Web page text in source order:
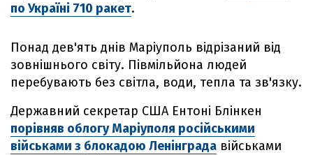
по Україні 710 ракет.
Понад дев'ять днів Маріуполь відрізаний від
зовнішнього світу. Півмільйона людей
перебувають без світла, води, тепла та зв'язку.
Державний секретар США Ентоні Блінкен
порівняв облогу Маріуполя російськими
військами з блокадою Ленінграда військами